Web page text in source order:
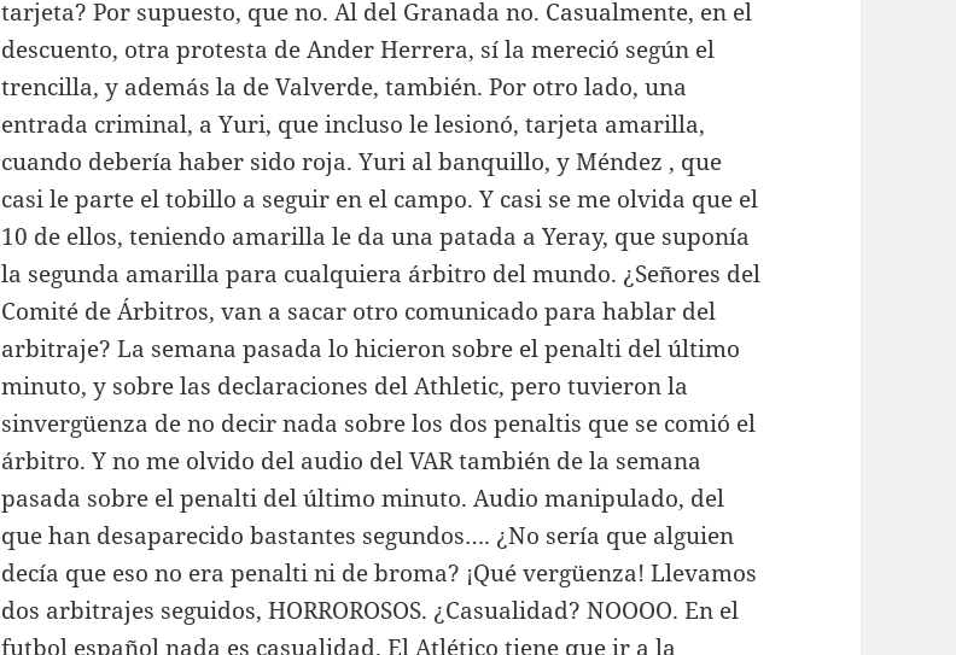
tarjeta? Por supuesto, que no. Al del Granada no. Casualmente, en el
descuento, otra protesta de Ander Herrera, sí la mereció según el
trencilla, y además la de Valverde, también. Por otro lado, una
entrada criminal, a Yuri, que incluso le lesionó, tarjeta amarilla,
cuando debería haber sido roja. Yuri al banquillo, y Méndez , que
casi le parte el tobillo a seguir en el campo. Y casi se me olvida que el
10 de ellos, teniendo amarilla le da una patada a Yeray, que suponía
la segunda amarilla para cualquiera árbitro del mundo. ¿Señores del
Comité de Árbitros, van a sacar otro comunicado para hablar del
arbitraje? La semana pasada lo hicieron sobre el penalti del último
minuto, y sobre las declaraciones del Athletic, pero tuvieron la
sinvergüenza de no decir nada sobre los dos penaltis que se comió el
árbitro. Y no me olvido del audio del VAR también de la semana
pasada sobre el penalti del último minuto. Audio manipulado, del
que han desaparecido bastantes segundos…. ¿No sería que alguien
decía que eso no era penalti ni de broma? ¡Qué vergüenza! Llevamos
dos arbitrajes seguidos, HORROROSOS. ¿Casualidad? NOOOO. En el
futbol español nada es casualidad. El Atlético tiene que ir a la